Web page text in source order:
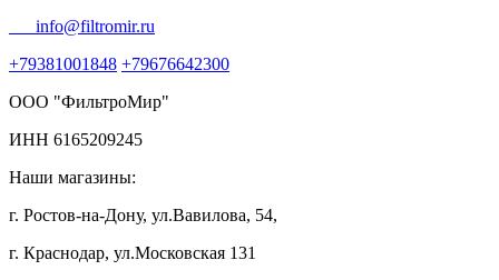
info@filtromir.ru
+79381001848 +79676642300
ООО "ФильтроМир"
ИНН 6165209245
Наши магазины:
г. Ростов-на-Дону, ул.Вавилова, 54,
г. Краснодар, ул.Московская 131